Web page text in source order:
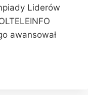
Liderów
awansował